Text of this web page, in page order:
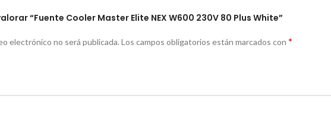
“Fuente Cooler Master Elite NEX W600 230V 80 Plus White”
electrónico no será publicada. Los campos obligatorios están marcados con *